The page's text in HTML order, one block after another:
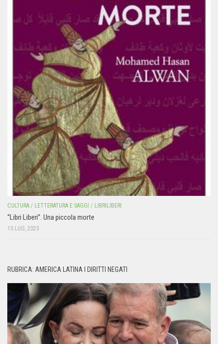
CULTURA / LETTERATURA E SAGGI / LIBRILIBERI
“Libri Liberi”. Una piccola morte
15 LUG, 2025
RUBRICA: AMERICA LATINA I DIRITTI NEGATI